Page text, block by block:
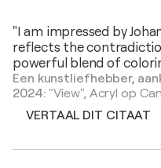
"I am impressed by
reflects the
powerful blend of
Een kunstliefhebber,
2024: "View", Acryl op
VERTAAL DIT CITAAT